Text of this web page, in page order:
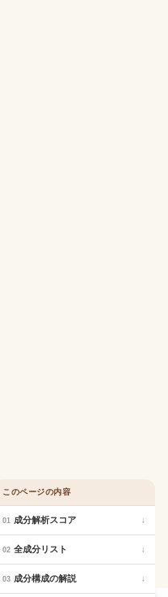
このページの内容
01 成分解析スコア ↓
02 全成分リスト ↓
03 成分構成の解説 ↓